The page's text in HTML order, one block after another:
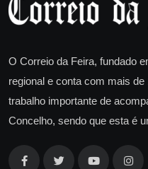
O Correio da Feira, fundado
regional e conta com mais
trabalho importante de
Concelho, sendo que esta é